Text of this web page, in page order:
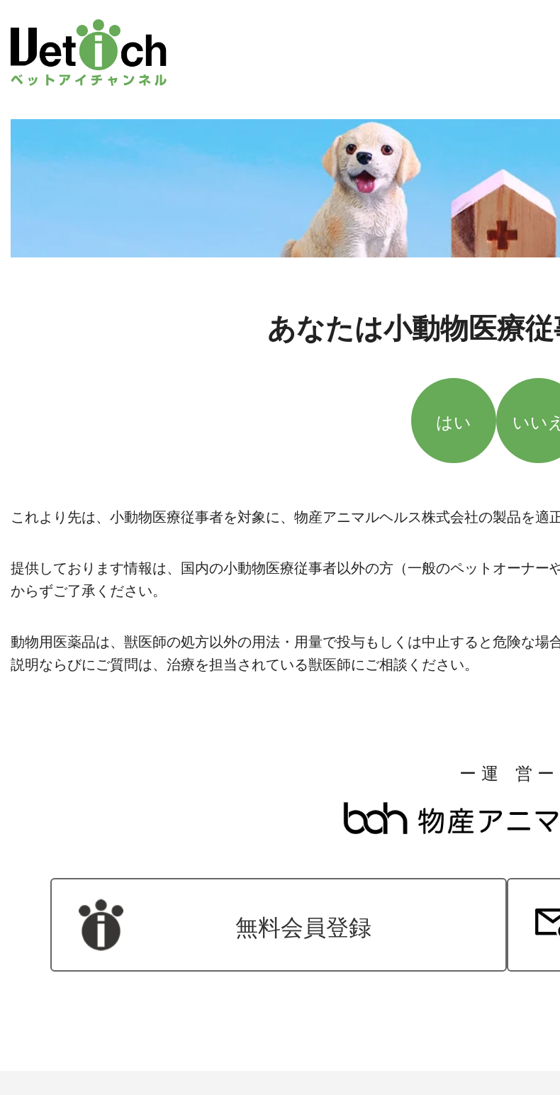
あなたは小動物医療
はい いいえ
これより先は、小動物医療従事者を対象に、物産アニマルヘルス株式会社の製品を適
提供しております情報は、国内の小動物医療従事者以外の方（一般のペットオーナ
からずご了承ください。
動物用医薬品は、獣医師の処方以外の用法・用量で投与もしくは中止すると危険な
説明ならびにご質問は、治療を担当されている獣医師にご相談ください。
ー 運 営 ー
無料会員登録